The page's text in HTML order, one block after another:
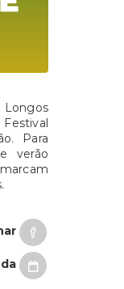
Longos
Para
verão